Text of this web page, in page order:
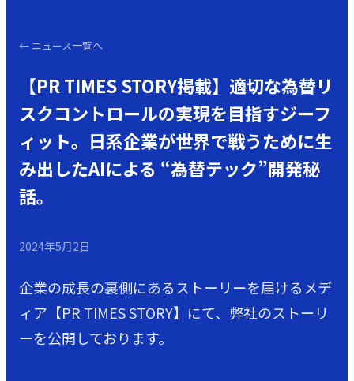
← ニュース一覧へ
【PR TIMES STORY掲載】適切な為替リ
スクコントロールの実現を目指すジーフ
ィット。日系企業が世界で戦うために生
み出したAIによる “為替テック”開発秘
話。
2024年5月2日
企業の成長の裏側にあるストーリーを届けるメデ
ィア【PR TIMES STORY】にて、弊社のストーリ
ーを公開しております。